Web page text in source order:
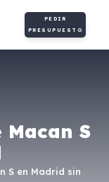
PEDIR
PRESUPUESTO
Macan S
S en Madrid sin